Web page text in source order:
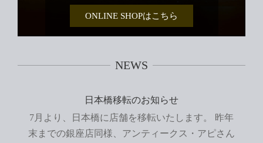
ONLINE SHOPはこちら
NEWS
日本橋移転のお知らせ
7月より、日本橋に店舗を移転いたします。 昨年
末までの銀座店同様、アンティークス・アピさん